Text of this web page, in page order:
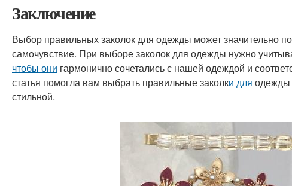
Заключение
Выбор правильных заколок для одежды может значительно
самочувствие. При выборе заколок для одежды нужно
чтобы они гармонично сочетались с нашей одеждой и
статья помогла вам выбрать правильные заколки для одежды
стильной.